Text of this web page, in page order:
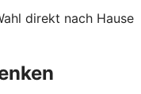
direkt nach Hause